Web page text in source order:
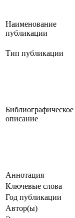
Наименование
публикации
Тип публикации
Библиографическое
описание
Аннотация
Ключевые cлова
Год публикации
Автор(ы)